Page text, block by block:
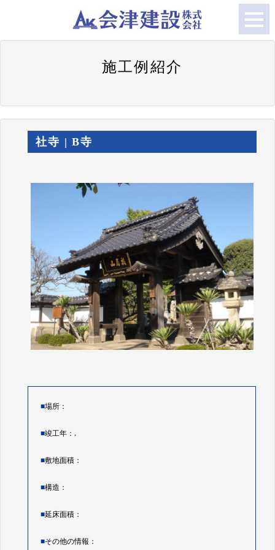
施工例紹介
社寺 | B寺
■場所：
■竣工年：.
■敷地面積：
■構造：
■延床面積：
■その他の情報：